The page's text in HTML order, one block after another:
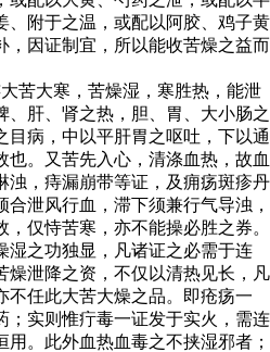
、附于之温，或配以阿胶、鸡子黄
，因证制宜，所以能收苦燥之益而
苦大寒，苦燥湿，寒胜热，能泄
、肝、肾之热，胆、胃、大小肠之
目病，中以平肝胃之呕吐，下以通
也。又苦先入心，清涤血热，故血
浊，痔漏崩带等证，及痈疡斑疹丹
泄风行血，滞下须兼行气导浊，
仅恃苦寒，亦不能操必胜之券。
湿之功独显，凡诸证之必需于连
燥泄降之资，不仅以清热见长，凡
不任此大苦大燥之品。即疮疡一
；实则惟疔毒一证发于实火，需连
。此外血热血毒之不挟湿邪者；